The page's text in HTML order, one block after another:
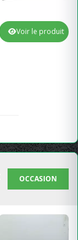
Voir le produit
OCCASION